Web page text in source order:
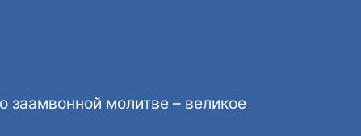
заамвонной молитве – великое